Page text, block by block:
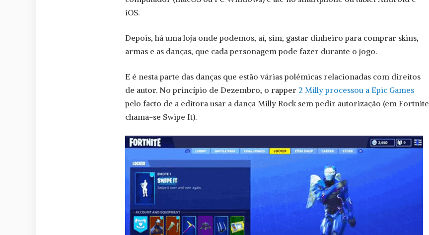
iOS.
Depois, há uma loja onde podemos, aí, sim, gastar dinheiro para comprar skins,
armas e as danças, que cada personagem pode fazer durante o jogo.
E é nesta parte das danças que estão várias polémicas relacionadas com direitos
de autor. No princípio de Dezembro, o rapper 2 Milly processou a Epic Games
pelo facto de a editora usar a dança Milly Rock sem pedir autorização (em Fortnite
chama-se Swipe It).